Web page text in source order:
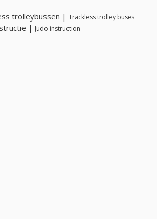
trolleybussen | Trackless trolley buses
| Judo instruction